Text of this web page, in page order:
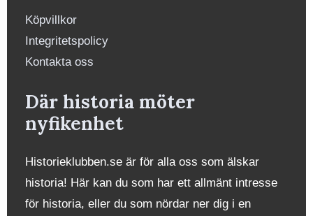
Köpvillkor
Integritetspolicy
Kontakta oss
Där historia möter
nyfikenhet
Historieklubben.se är för alla oss som älskar
historia! Här kan du som har ett allmänt intresse
för historia, eller du som nördar ner dig i en